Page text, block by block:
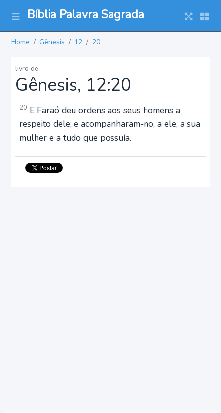
Bíblia Palavra Sagrada
Home Gênesis 12 20
livro de
Gênesis, 12:20
20 E Faraó deu ordens aos seus homens a
respeito dele; e acompanharam-no, a ele, a sua
mulher e a tudo que possuía.